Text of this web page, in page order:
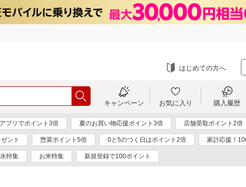
はじめての方へ
キャンペーン お気に入り 購入履歴
プリでポイント3倍 夏のお買い物応援ポイント3倍 店舗受取ポイント2倍
ント 惣菜ポイント5倍 0と5のつく日はポイント2倍 家計応援！
特集 お米特集 新規登録で100ポイント